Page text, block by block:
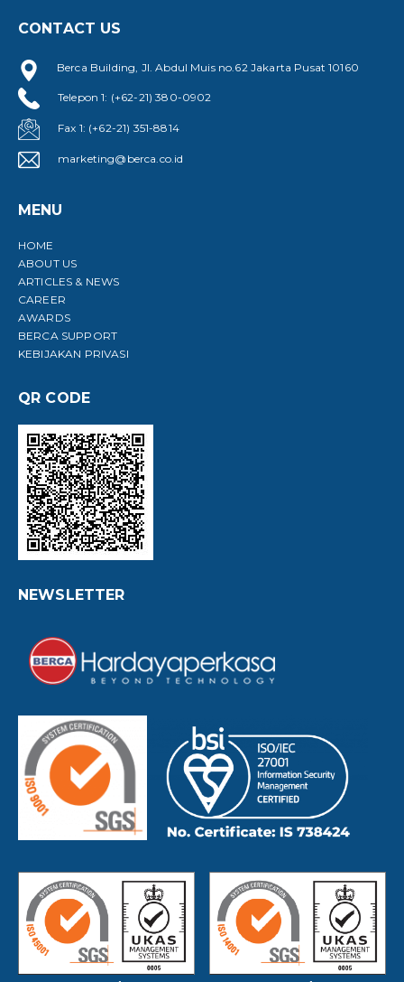
CONTACT US
Berca Building, Jl. Abdul Muis no.62 Jakarta Pusat 10160
Telepon 1: (+62-21) 380-0902
Fax 1: (+62-21) 351-8814
marketing@berca.co.id
MENU
HOME
ABOUT US
ARTICLES & NEWS
CAREER
AWARDS
BERCA SUPPORT
KEBIJAKAN PRIVASI
QR CODE
NEWSLETTER